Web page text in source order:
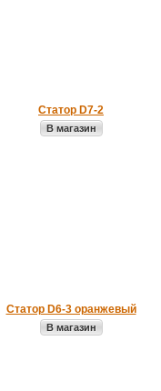
Статор D7-2
В магазин
Статор D6-3 оранжевый
В магазин